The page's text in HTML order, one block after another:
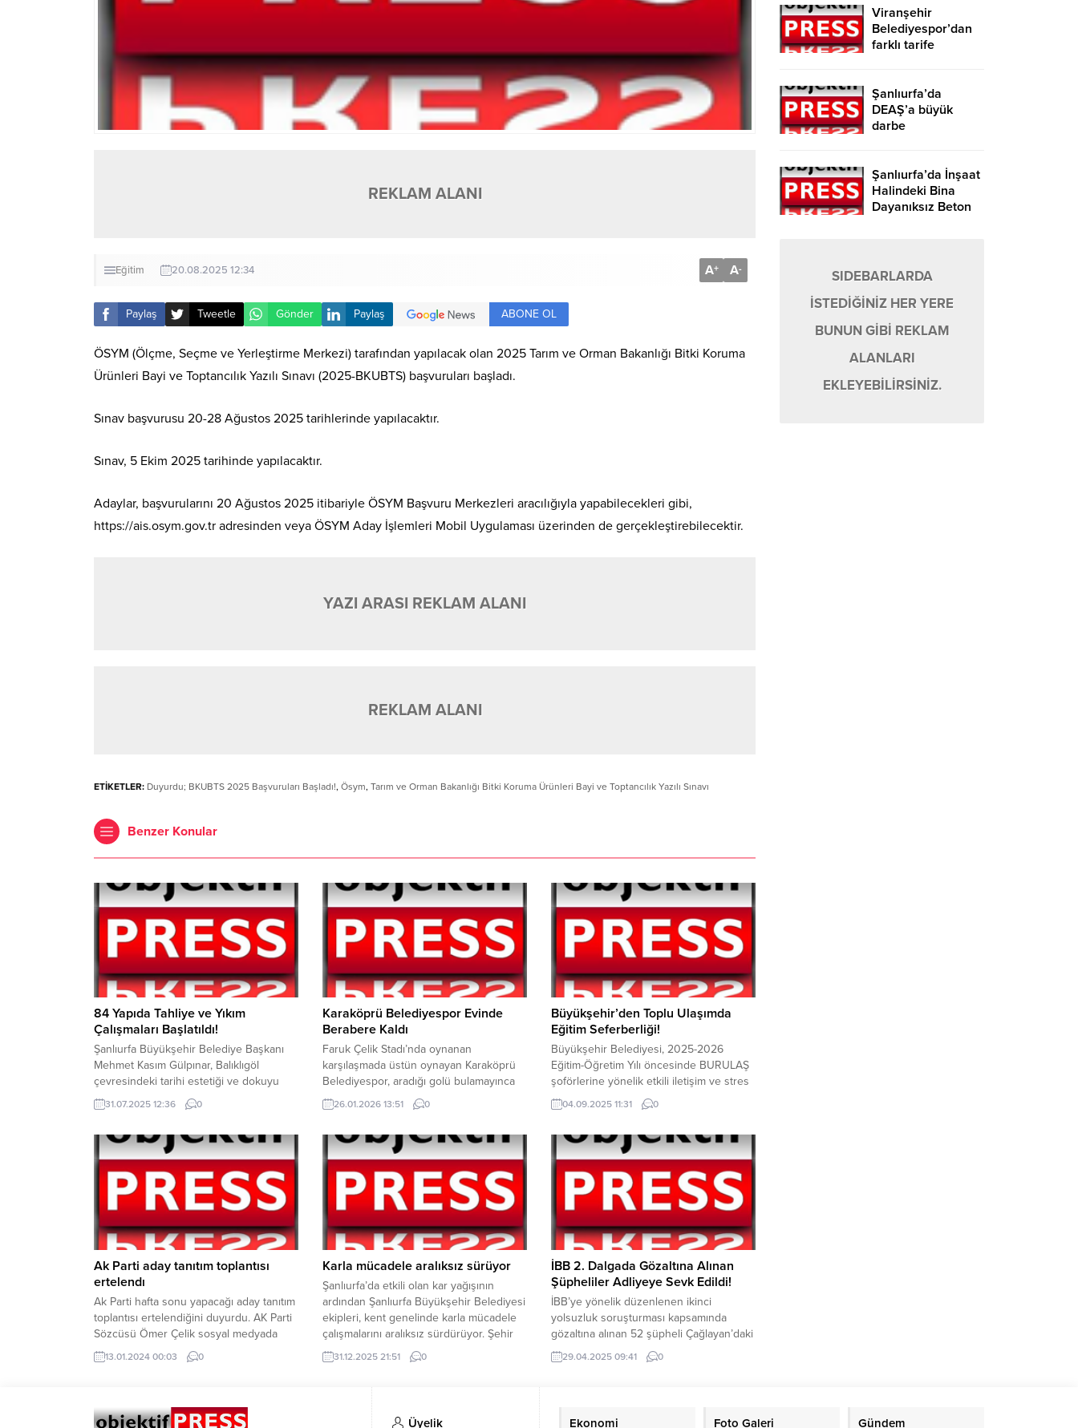
REKLAM ALANI
Eğitim 20.08.2025 12:34 A+ A-
Paylaş Tweetle Gönder Paylaş ABONE OL
ÖSYM (Ölçme, Seçme ve Yerleştirme Merkezi) tarafından yapılacak olan 2025 Tarım ve Orman Bakanlığı Bitki Koruma
Ürünleri Bayi ve Toptancılık Yazılı Sınavı (2025-BKUBTS) başvuruları başladı.
Sınav başvurusu 20-28 Ağustos 2025 tarihlerinde yapılacaktır.
Sınav, 5 Ekim 2025 tarihinde yapılacaktır.
Adaylar, başvurularını 20 Ağustos 2025 itibariyle ÖSYM Başvuru Merkezleri aracılığıyla yapabilecekleri gibi,
https://ais.osym.gov.tr adresinden veya ÖSYM Aday İşlemleri Mobil Uygulaması üzerinden de gerçekleştirebilecektir.
YAZI ARASI REKLAM ALANI
REKLAM ALANI
ETİKETLER: Duyurdu; BKUBTS 2025 Başvuruları Başladı!, Ösym, Tarım ve Orman Bakanlığı Bitki Koruma Ürünleri Bayi ve Toptancılık Yazılı Sınavı
Benzer Konular
84 Yapıda Tahliye ve Yıkım
Çalışmaları Başlatıldı!
Şanlıurfa Büyükşehir Belediye Başkanı
Mehmet Kasım Gülpınar, Balıklıgöl
çevresindeki tarihi estetiği ve dokuyu
güçlendirmek için önemli bir adım attı.
Gölbaşı–Yakubiye Turizm Platosu Projesi
yapı uzlaşıyla kaldırılıyor ve alan, tarihi
dokuya uygun peyzaj çalışmalarıyla
yeniden düzenlenecek. Şanlıurfa
Büyükşehir Belediyesi, tarihi ve kültürel
mirasın korunması amacıyla başlattığı...
31.07.2025 12:36 0
Karaköprü Belediyespor Evinde
Berabere Kaldı
Faruk Çelik Stadı’nda oynanan
karşılaşmada üstün oynayan Karaköprü
Belediyespor, aradığı golü bulamayınca
Mazıdağı Fosfatspor ile 0-0 berabere
kaldı. TFF 3. Lig 2. Grup’ta 18. hafta
sahasında Mardin temsilcisi Mazıdağı
Fosfatspor’u konuk etti. Faruk Çelik
Stadı’nda oynanan karşılaşma golsüz
eşitlikle sona erdi. Maç boyunca oyunun
kontrolünü elinde tutan...
26.01.2026 13:51 0
Büyükşehir’den Toplu Ulaşımda
Eğitim Seferberliği!
Büyükşehir Belediyesi, 2025-2026
Eğitim-Öğretim Yılı öncesinde BURULAŞ
şoförlerine yönelik etkili iletişim ve stres
yönetimi eğitimi düzenlendi. Eğitim
programında konuşan Başkan Mustafa
Kurumsal kimliğimizi koruyarak Bursa
Büyükşehir Belediyesi çalışanı
olduğumuzu unutmamalı, Bursalılara en
iyi hizmeti sunma anlayışında olmalıyız.
Çünkü bizim misyonumuz tam olarak
budur’’ dedi. Bursa...
04.09.2025 11:31 0
Ak Parti aday tanıtım toplantısı
ertelendı
Ak Parti hafta sonu yapacağı aday tanıtım
toplantısı ertelendiğini duyurdu. AK Parti
Sözcüsü Ömer Çelik sosyal medyada
hesabından yaptığı açıklamada, pazar
günü AK Parti aday tanıtım toplantısının
iptal edildiğini duyurdu.
13.01.2024 00:03 0
Karla mücadele aralıksız sürüyor
Şanlıurfa’da etkili olan kar yağışının
ardından Şanlıurfa Büyükşehir Belediyesi
ekipleri, kent genelinde karla mücadele
çalışmalarını aralıksız sürdürüyor. Şehir
merkezinde belirlenen 38 farklı noktada
görev yapan ekipler, yolların açık
yoğun mesai harcıyor. Vatandaşların
güvenliğini ön planda tutan ekipler; ana
31.12.2025 21:51 0
İBB 2. Dalgada Gözaltına Alınan
Şüpheliler Adliyeye Sevk Edildi!
İBB’ye yönelik düzenlenen ikinci
yolsuzluk soruşturması kapsamında
gözaltına alınan 52 şüpheli Çağlayan’daki
İstanbul Adliyesi’ne sevk edildi. İstanbul
Büyükşehir Belediyesi’ne (İBB)
29.04.2025 09:41 0
Viranşehir
Belediyespor’dan
farklı tarife
Şanlıurfa’da
DEAŞ’a büyük
darbe
Şanlıurfa’da İnşaat
Halindeki Bina
Dayanıksız Beton
SIDEBARLARDA
İSTEDİĞİNİZ HER YERE
BUNUN GİBİ REKLAM
ALANLARI
EKLEYEBİLİRSİNİZ.
Üyelik Ekonomi Foto Galeri Gündem